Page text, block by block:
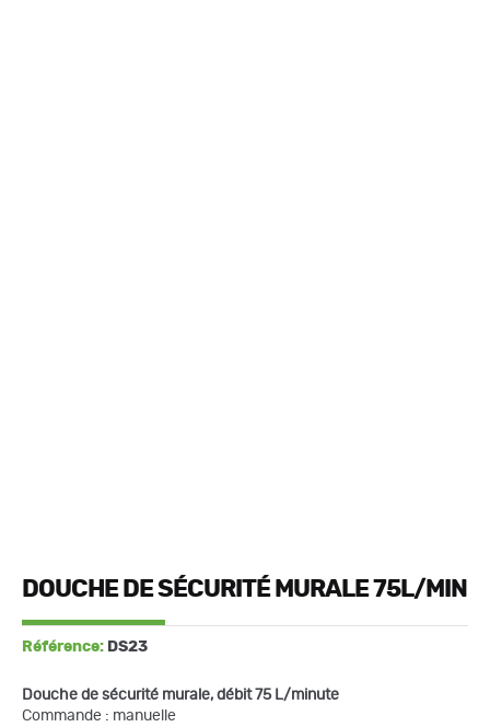
DOUCHE DE SÉCURITÉ MURALE 75L/MIN
Référence: DS23
Douche de sécurité murale, débit 75 L/minute
Commande : manuelle